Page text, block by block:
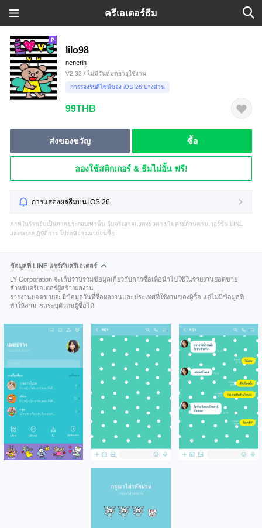
ครีเอเตอร์ธีม
lilo98
nenerin
V2.33 / ไม่มีวันหมดอายุใช้งาน
การรองรับดีไซน์ของ iOS 26 บางส่วน
99THB
ส่งของขวัญ ซื้อ
ลองใช้สติกเกอร์ & ธีมไม่อั้น ฟรี!
การแสดงผลธีมบน iOS 26
ภาพในร้านธีมเป็นภาพประกอบเท่านั้น ธีมจริงอาจแสดงผลต่าง/ไม่ครบถ้วนตามเวอร์ชัน LINE
และระบบปฏิบัติการ โปรดพิจารณาก่อนซื้อ
ข้อมูลที่ LINE แชร์กับครีเอเตอร์
LY Corporation จะเก็บรวบรวมข้อมูลเกี่ยวกับการซื้อเพื่อนำไปใช้ในรายงานยอดขาย
สำหรับครีเอเตอร์ผู้สร้างผลงาน
รายงานยอดขายจะมีข้อมูลวันที่ซื้อผลงานและประเทศที่ใช้งานของผู้ซื้อ แต่ไม่มีข้อมูลที่
ทำให้สามารถระบุตัวตนผู้ซื้อได้